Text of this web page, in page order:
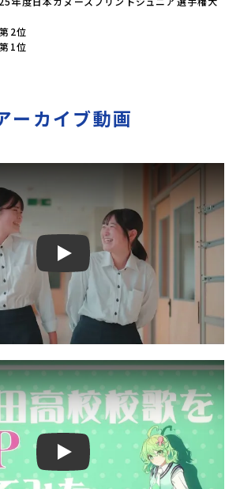
2位
1位
ーカイブ動画
Play
Play